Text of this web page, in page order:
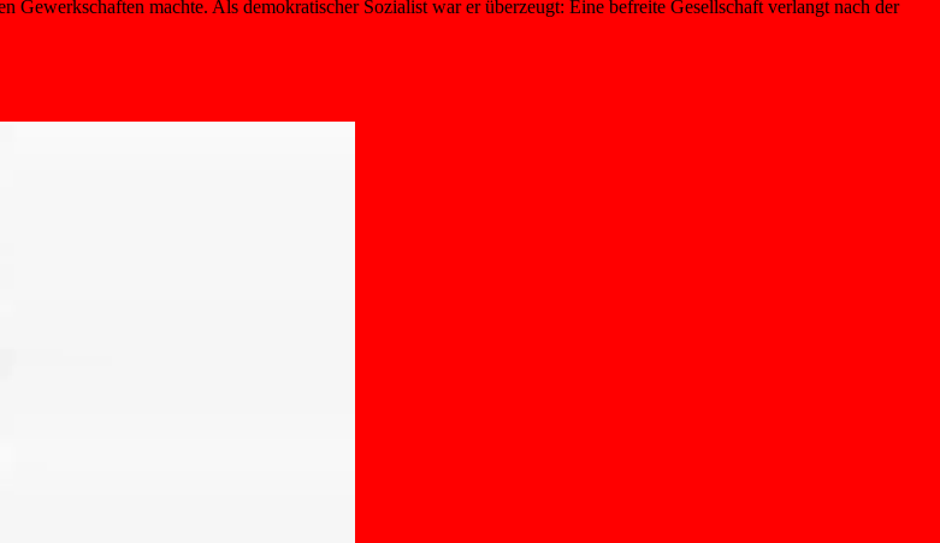
machte. Als demokratischer Sozialist war er überzeugt: Eine befreite Gesellschaft verlangt nach der